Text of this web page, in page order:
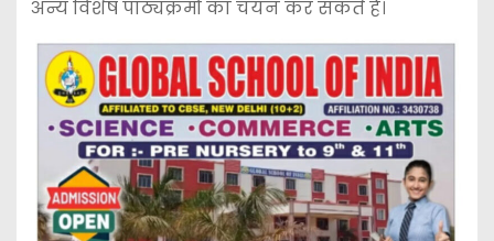
अन्य विशेष पाठ्यक्रमों का चयन कर सकते हैं।